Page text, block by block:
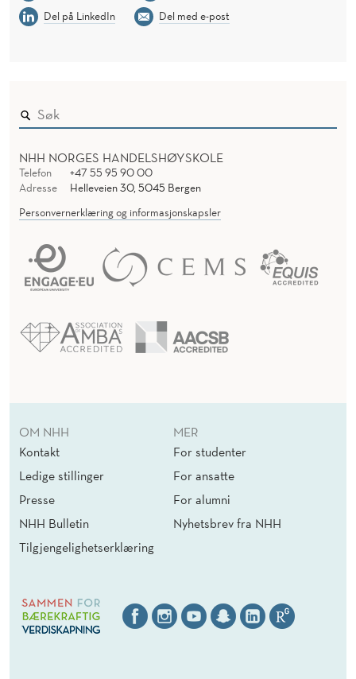
Del på LinkedIn
Del med e-post
NHH NORGES HANDELSHØYSKOLE
Telefon
+47 55 95 90 00
Adresse
Helleveien 30, 5045 Bergen
Personvernerklæring og informasjonskapsler
OM NHH
Kontakt
Ledige stillinger
Presse
NHH Bulletin
Tilgjengelighetserklæring
MER
For studenter
For ansatte
For alumni
Nyhetsbrev fra NHH